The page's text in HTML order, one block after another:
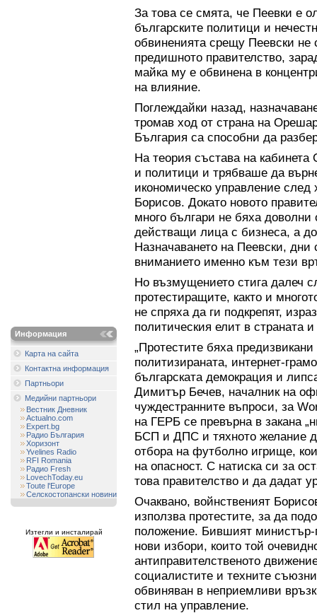
Информация
Карта на сайта
Контактна информация
Партньори
Медийни партньори
Вестник Дневник
Actualno.com
Expert.bg
Радио България
Хоризонт
Yvelines Radio
RFI Romania
Радио Fresh
LovechToday.eu
Toute l'Europe
Селскостопански новини
Изтегли и инсталирай
За това се смята, че Пеевки е
българските политици и
обвиненията срещу Пеевски не
предишното правителство,
майка му е обвинена в
на влияние.
Поглеждайки назад,
тромав ход от страна на
България са способни да
На теория състава на кабинета
и политици и трябваше да
икономическо управление
Борисов. Докато новото
много българи не бяха доволни
действащи лица с бизнеса, а
Назначаването на Пеевски, дни
вниманието именно към тези
Но възмущението стига далеч
протестиращите, както и
не спряха да ги подкрепят,
политическия елит в страната
„Протестите бяха
политизираната, интернет-
българската демокрация и
Димитър Бечев, началник на
чуждестранните въпроси, за
на ГЕРБ се превърна в закана
БСП и ДПС и тяхното желание
отбора на футболно игрище,
на опасност. С натиска си за
това правителство и да дадат
Очаквано, войнственият
използва протестите, за да
положение. Бившият министър-
нови избори, които той
антиправителственото
социалистите и техните
обвиняван в неприемливи
стил на управление.